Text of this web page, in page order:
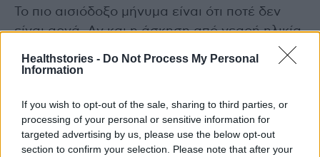
Healthstories - Do Not Process My Personal
Information
If you wish to opt-out of the sale, sharing to third parties, or
processing of your personal or sensitive information for
targeted advertising by us, please use the below opt-out
section to confirm your selection. Please note that after your
Το πιο αισιόδοξο μήνυμα είναι ότι ποτέ δεν
είναι αργά. Αν και η άσκηση από νεαρή ηλικία
προσφέρει τα μεγαλύτερα μακροπρόθεσμα
οφέλη, ακόμη και η έναρξη φυσικής
μπορεί να επιβραδύνει τη γνωστική φθορά και
να βελτιώσει την ποιότητα ζωής. Το κλειδί δεν
βρίσκεται στην υπερβολή, αλλά στη συνέπεια: